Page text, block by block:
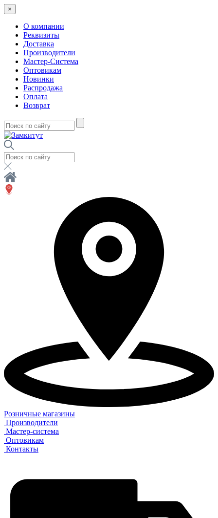
×
О компании
Реквизиты
Доставка
Производители
Мастер-Система
Оптовикам
Новинки
Распродажа
Оплата
Возврат
Розничные магазины
Производители
Мастер-система
Оптовикам
Контакты